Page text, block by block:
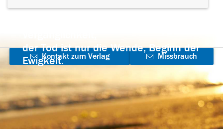
der Tod ist nur die Wende, Beginn der
Ewigkeit.
Kontakt zum Verlag
aufnehmen
Missbrauch